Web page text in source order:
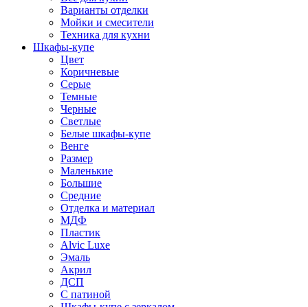
Варианты отделки
Мойки и смесители
Техника для кухни
Шкафы-купе
Цвет
Коричневые
Серые
Темные
Черные
Светлые
Белые шкафы-купе
Венге
Размер
Маленькие
Большие
Средние
Отделка и материал
МДФ
Пластик
Alvic Luxe
Эмаль
Акрил
ДСП
С патиной